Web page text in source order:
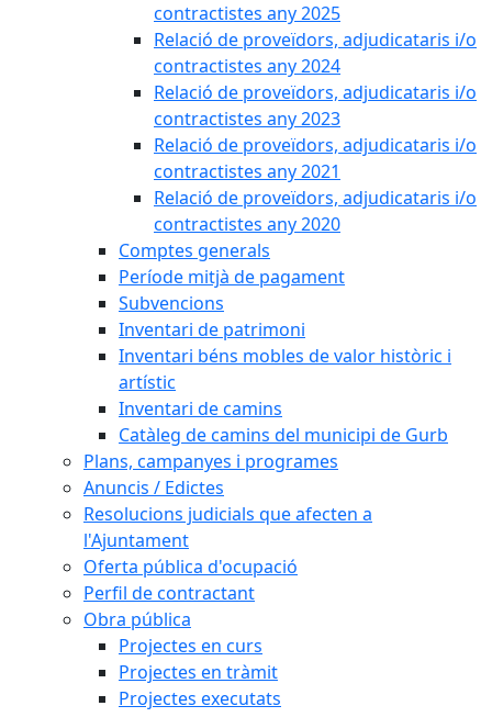
contractistes any 2025
Relació de proveïdors, adjudicataris i/o
contractistes any 2024
Relació de proveïdors, adjudicataris i/o
contractistes any 2023
Relació de proveïdors, adjudicataris i/o
contractistes any 2021
Relació de proveïdors, adjudicataris i/o
contractistes any 2020
Comptes generals
Període mitjà de pagament
Subvencions
Inventari de patrimoni
Inventari béns mobles de valor històric i
artístic
Inventari de camins
Catàleg de camins del municipi de Gurb
Plans, campanyes i programes
Anuncis / Edictes
Resolucions judicials que afecten a
l'Ajuntament
Oferta pública d'ocupació
Perfil de contractant
Obra pública
Projectes en curs
Projectes en tràmit
Projectes executats